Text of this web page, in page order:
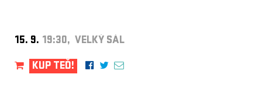
15. 9. 19:30, VELKÝ SÁL
KUP TEĎ!